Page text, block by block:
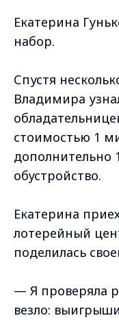
Екатерина
набор.
Спустя
Владимира
стоимостью 1
дополнительно
обустройство.
Екатерина
лотерейный
поделилась
— Я проверяла
везло: